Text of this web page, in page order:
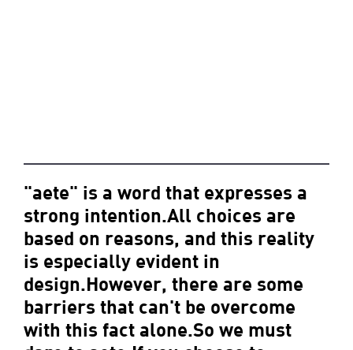
"aete" is a word that expresses a
strong intention.All choices are
based on reasons, and this reality
is especially evident in
design.However, there are some
barriers that can't be overcome
with this fact alone.So we must